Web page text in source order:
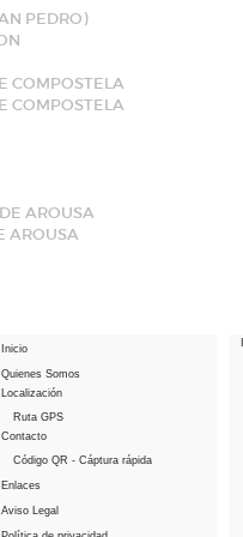
PEDRO)
COMPOSTELA
COMPOSTELA
AROUSA
AROUSA
Inicio
Quienes Somos
Localización
Ruta GPS
Contacto
Código QR - Cáptura rápida
Enlaces
Aviso Legal